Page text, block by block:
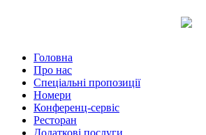
Головна
Про нас
Спеціальні пропозиції
Номери
Конференц-сервіс
Ресторан
Додаткові послуги